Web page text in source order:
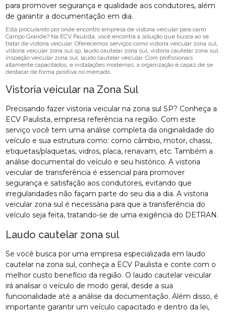
para promover segurança e qualidade aos condutores, além
de garantir a documentação em dia.
Está procurando por onde encontro empresa de vistoria veicular para carro
Campo Grande? Na ECV Paulista, você encontra a solução que busca ao se
tratar de vistoria veicular. Oferecemos serviços como vistoria veicular zona sul,
vistoria veicular zona sul sp, laudo cautelar zona sul, vistoria cautelar zona sul,
inspeção veicular zona sul, laudo cautelar veicular. Com profissionais
altamente capacitados, e instalações modernas, a organização é capaz de se
destacar de forma positiva no mercado.
Vistoria veicular na Zona Sul
Precisando fazer vistoria veicular na zona sul SP? Conheça a
ECV Paulista, empresa referência na região. Com este
serviço você tem uma análise completa da originalidade do
veículo e sua estrutura como: como câmbio, motor, chassi,
etiquetas/plaquetas, vidros, placa, renavam, etc. Também a
análise documental do veículo e seu histórico. A vistoria
veicular de transferência é essencial para promover
segurança e satisfação aos condutores, evitando que
irregularidades não façam parte do seu dia a dia. A vistoria
veicular zona sul é necessária para que a transferência do
veículo seja feita, tratando-se de uma exigência do DETRAN.
Laudo cautelar zona sul
Se você busca por uma empresa especializada em laudo
cautelar na zona sul, conheça a ECV Paulista e conte com o
melhor custo benefício da região. O laudo cautelar veicular
irá analisar o veículo de modo geral, desde a sua
funcionalidade até a análise da documentação. Além disso, é
importante garantir um veículo capacitado e dentro da lei,